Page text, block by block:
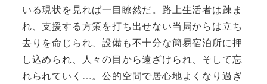
いる現状を見れば一目瞭然だ。路上生活者は疎ま
れ、支援する方策を打ち出せない当局からは立ち
去りを命じられ、設備も不十分な簡易宿泊所に押
し込められ、人々の目から遠ざけられ、そして忘
れられていく…。公的空間で居心地よくなり過ぎ